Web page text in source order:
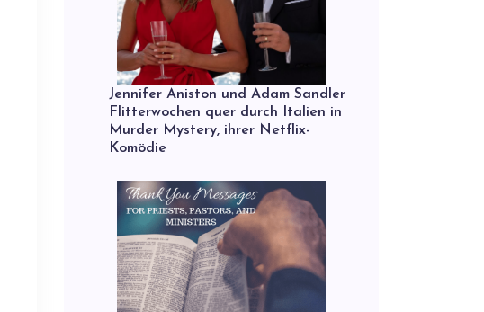
Jennifer Aniston und Adam Sandler
Flitterwochen quer durch Italien in
Murder Mystery, ihrer Netflix-
Komödie